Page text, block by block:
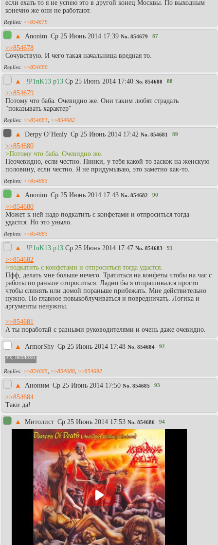
если ехать то я не успею это в другой конец Москвы. По выходным
конечно же они не работают.
>>854679
▲ Anonim Ср 25 Июнь 2014 17:39 No. 854679 87
>>854678
Сочувствую. И чего такая начальница вредная то.
>>854680
▲ !P1nK13 p13 Ср 25 Июнь 2014 17:40 No. 854680 88
>>854679
Потому что баба. Очевидно же. Они таким любят страдать
"показывать характер"
>>854681 >>854682
▲ Derpy O’Healy Ср 25 Июнь 2014 17:42 No. 854681 89
>>854680
>Потому что баба. Очевидно же.
Неочевидно, если честно. Пинки, у тебя какой-то заскок на женскую
половину, если честно. Я не придумываю, это заметно как-то.
>>854683
▲ Anonim Ср 25 Июнь 2014 17:43 No. 854682 90
>>854680
Может к ней надо подкатить с конфетами и отпроситься тогда
удастся. Но это уныло.
>>854683
▲ !P1nK13 p13 Ср 25 Июнь 2014 17:47 No. 854683 91
>>854682
>подкатить с конфетами и отпроситься тогда удастся.
Пфф, делать мне больше нечего. Тратиться на конфеты чтобы на час с
работы по раньше отпроситься. Ладно бы я отпрашивался просто
чтобы слинять или домой пораньше прибежать. Мне действительно
нужно. Но главное повыкоблучиваться и повредничать. Логика и
аргументы ненужны.
>>854681
А ты поработай с разными руководителями и очень даже очевидно.
▲ АrmorShy Ср 25 Июнь 2014 17:48 No. 854684 92
Ух, неплохо.
>>854685, >>854688, >>854692
▲ Аноним Ср 25 Июнь 2014 17:50 No. 854685 93
>>854684
Таки да!
▲ Митолист Ср 25 Июнь 2014 17:53 No. 854686 94